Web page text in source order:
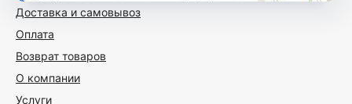
Доставка и самовывоз
Оплата
Возврат товаров
О компании
Услуги